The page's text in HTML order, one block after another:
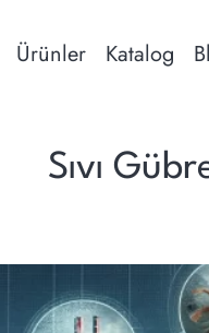
Ürünler Katalog
Sıvı